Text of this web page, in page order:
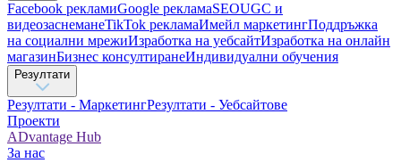
Facebook рекламиGoogle рекламаSEOUGC и
видеозаснеманеTikTok рекламaИмейл маркетингПоддръжка
на социални мрежиИзработка на уебсайтИзработка на онлайн
магазинБизнес консултиране​Индивидуални обучения
Резултати
Резултати - МаркетингРезултати - Уебсайтове
Проекти
ADvantage Hub
За нас